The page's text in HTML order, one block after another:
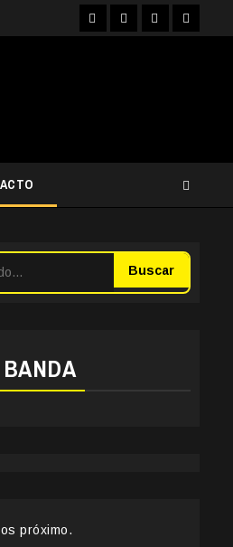
FacebookInstagram
YouTubeTwitter
Buscar
próximo.